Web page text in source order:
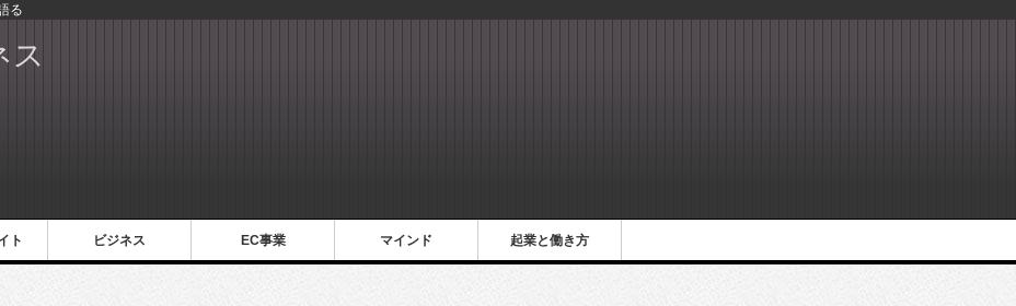
る
ス
ト ビジネス EC事業 マインド 起業と働き方